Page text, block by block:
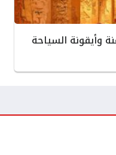
وأيقونة السياحة